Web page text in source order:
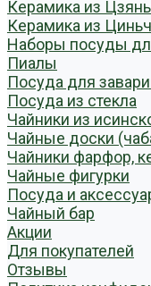
Керамика из
Керамика из
Наборы посуды
Пиалы
Посуда для
Посуда из стекла
Чайники из
Чайные доски
Чайники фарфор,
Чайные фигурки
Посуда и
Чайный бар
Акции
Для покупателей
Отзывы